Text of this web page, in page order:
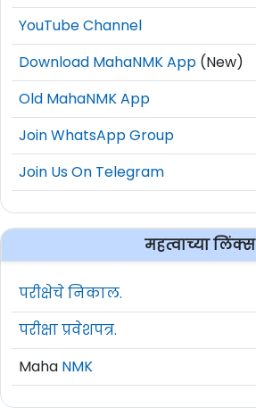
YouTube Channel
Download MahaNMK App (New)
Old MahaNMK App
Join WhatsApp Group
Join Us On Telegram
महत्वाच्या लिंक्स
परीक्षेचे निकाल.
परीक्षा प्रवेशपत्र.
Maha NMK